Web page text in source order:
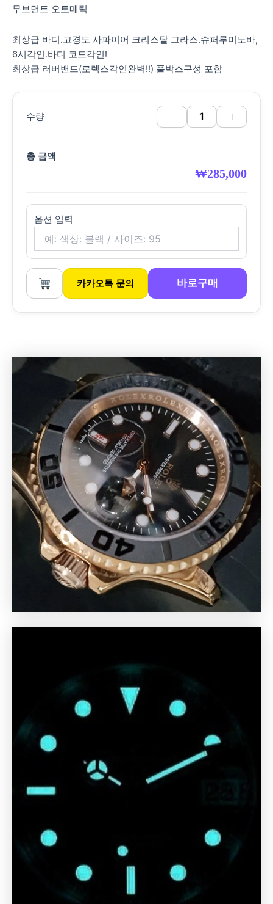
무브먼트 오토메틱
최상급 바디.고경도 사파이어 크리스탈 그라스.슈퍼루미노바,
6시각인.바디 코드각인!
최상급 러버밴드(로렉스각인완벽!!) 풀박스구성 포함
수량 − +
총 금액
₩285,000
옵션 입력
카카오톡 문의 바로구매